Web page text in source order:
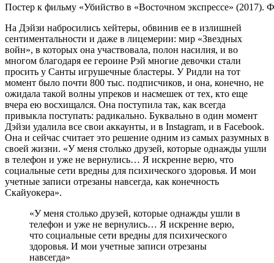
Постер к фильму «Убийство в «Восточном экспрессе»
На Дэйзи набросились хейтеры, обвинив ее в излишней
сентиментальности и даже в лицемерии: мир «Звездных
войн», в которых она участвовала, полон насилия, и во
многом благодаря ее героине Рэй многие девочки стали
просить у Санты игрушечные бластеры. У Ридли на тот
момент было почти 800 тыс. подписчиков, и она, конечно, не
ожидала такой волны упреков и насмешек от тех, кто еще
вчера ею восхищался. Она поступила так, как всегда
привыкла поступать: радикально. Буквально в один момент
Дэйзи удалила все свои аккаунты, и в Instagram, и в Facebook.
Она и сейчас считает это решение одним из самых разумных в
своей жизни. «У меня столько друзей, которые однажды ушли
в телефон и уже не вернулись… Я искренне верю, что
социальные сети вредны для психического здоровья. И мои
учетные записи отрезаны навсегда, как конечность
Скайуокера».
«У меня столько друзей, которые однажды ушли в
телефон и уже не вернулись… Я искренне верю,
что социальные сети вредны для психического
здоровья. И мои учетные записи отрезаны
навсегда»